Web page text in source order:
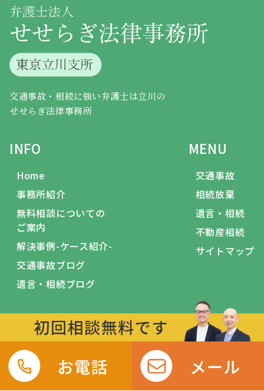
交通事故・相続に強い弁護士は立川の
せせらぎ法律事務所
INFO
Home
事務所紹介
無料相談についての
ご案内
解決事例-ケース紹介-
交通事故ブログ
遺言・相続ブログ
MENU
交通事故
相続放棄
遺言・相続
不動産相続
サイトマップ
JR立川駅から徒歩5分の法律事務所
ⓒ弁護士法人せせらぎ法律事務所東京立川支所